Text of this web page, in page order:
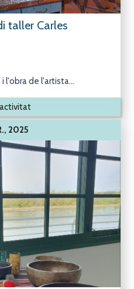
taller Carles
l'obra de l'artista...
2025